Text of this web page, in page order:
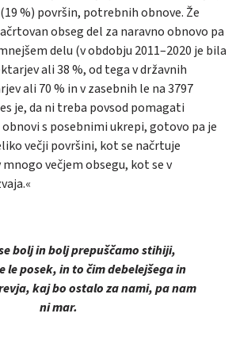
%) površin, potrebnih obnove. Že
obseg del za naravno obnovo pa
delu (v obdobju 2011–2020 je bila
ali 38 %, od tega v državnih
ali 70 % in v zasebnih le na 3797
je, da ni treba povsod pomagati
s posebnimi ukrepi, gotovo pa je
večji površini, kot se načrtuje
večjem obsegu, kot se v
bolj in bolj prepuščamo stihiji,
le posek, in to čim debelejšega in
kaj bo ostalo za nami, pa nam
ni mar.